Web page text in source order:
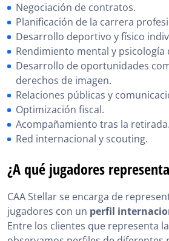
Negociación de contratos.
Planificación de la carrera
Desarrollo deportivo y físico
Rendimiento mental y psicología
Desarrollo de oportunidades
derechos de imagen.
Relaciones públicas y
Optimización fiscal.
Acompañamiento tras la retirada.
Red internacional y scouting.
¿A qué jugadores
CAA Stellar se encarga de
jugadores con un perfil
Entre los clientes que representa